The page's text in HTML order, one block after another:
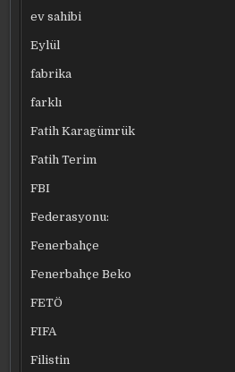
ev sahibi
Eylül
fabrika
farklı
Fatih Karagümrük
Fatih Terim
FBI
Federasyonu:
Fenerbahçe
Fenerbahçe Beko
FETÖ
FIFA
Filistin